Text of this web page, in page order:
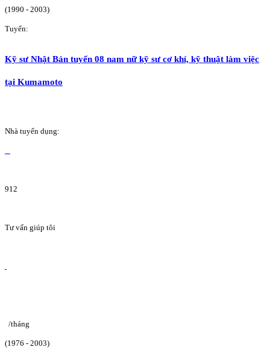
(1990 - 2003)
Tuyển:
Kỹ sư Nhật Bản tuyển 08 nam nữ kỹ sư cơ khí, kỹ thuật làm việc
tại Kumamoto
Nhà tuyển dụng:
912
Tư vấn giúp tôi
/tháng
(1976 - 2003)